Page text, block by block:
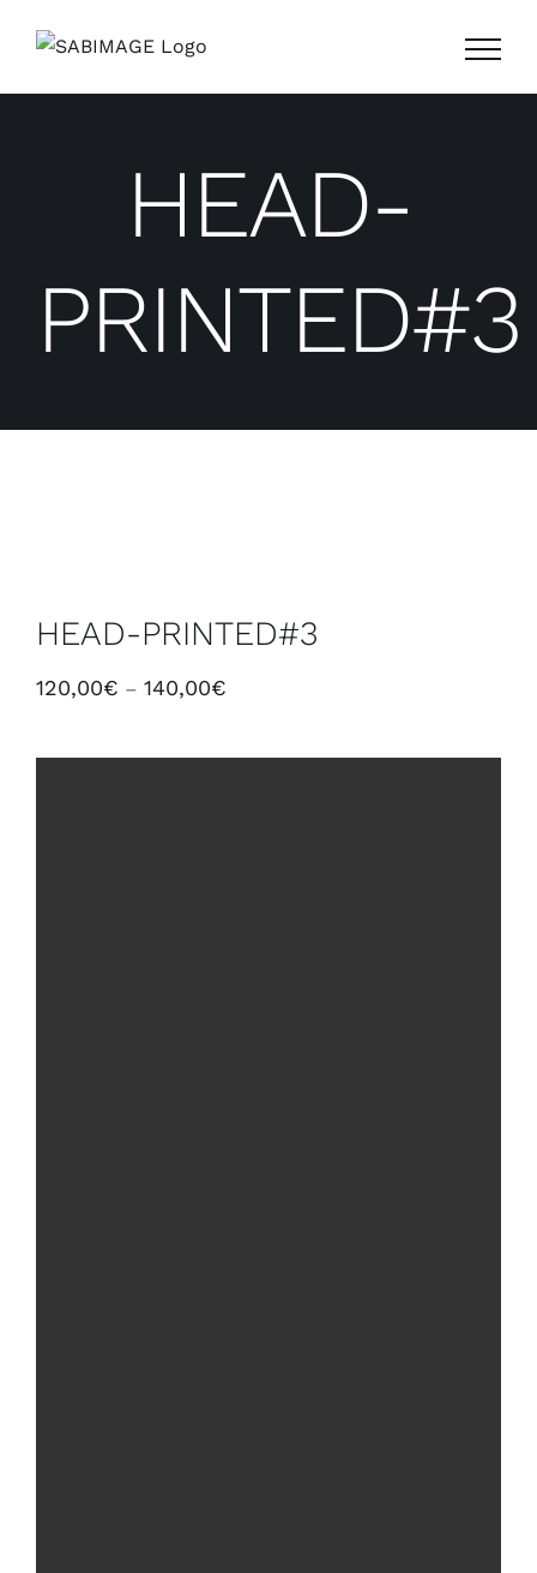
HEAD-
PRINTED#3
HEAD-PRINTED#3
120,00€ – 140,00€